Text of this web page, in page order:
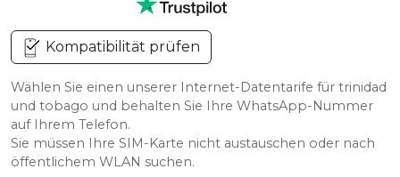
Kompatibilität prüfen
Wählen Sie einen unserer Internet-Datentarife für trinidad
und tobago und behalten Sie Ihre WhatsApp-Nummer
auf Ihrem Telefon.
Sie müssen Ihre SIM-Karte nicht austauschen oder nach
öffentlichem WLAN suchen.